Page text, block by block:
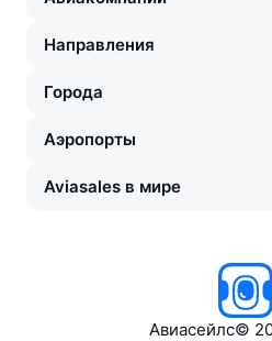
Направления
Города
Аэропорты
Aviasales в мире
Авиасейлс©